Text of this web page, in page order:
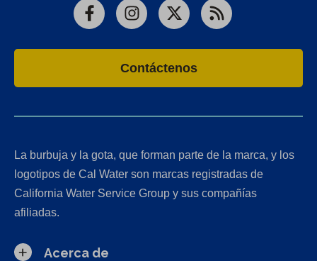
FacebookInstagram
X RSS
Contáctenos
La burbuja y la gota, que forman parte de la marca, y los
logotipos de Cal Water son marcas registradas de
California Water Service Group y sus compañías
afiliadas.
Acerca de